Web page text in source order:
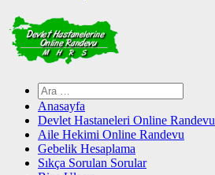
Arama:
Anasayfa
Devlet Hastaneleri Online Randevu
Aile Hekimi Online Randevu
Gebelik Hesaplama
Sıkça Sorulan Sorular